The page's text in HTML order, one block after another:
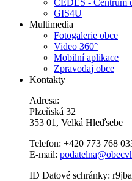
CEDES - Centrum
GIS4U
Multimedia
Fotogalerie obce
Video 360°
Mobilní aplikace
Zpravodaj obce
Kontakty
Adresa:
Plzeňská 32
353 01, Velká Hleďsebe
Telefon: +420 773 768
E-mail:
ID Datové schránky: